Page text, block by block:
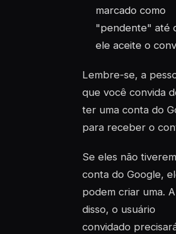
marcado como
"pendente" até
ele aceite o
Lembre-se, a
que você convida
ter uma conta do
para receber o
Se eles não
conta do Google,
podem criar uma.
disso, o usuário
convidado